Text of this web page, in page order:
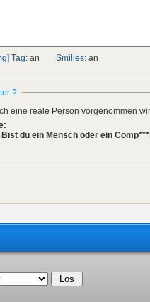
Tag: an Smilies: an
?
eine reale Person vorgenommen
du ein Mensch oder ein